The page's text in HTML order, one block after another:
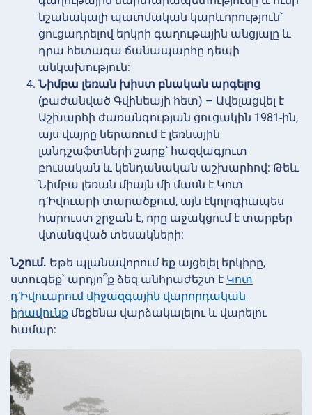
նշանակալի պատմական կարևորություն՝
ցուցադրելով երկրի գաղութային անցյալը և
դրա հետագա ճանապարհը դեպի
անկախություն:
Նիմբա լեռան խիստ բնական արգելոց
(բաժանված Գվինեայի հետ) – Ավելացվել է
Աշխարհի ժառանգության ցուցակին 1981-ին,
այս վայրը ներառում է լեռնային
լանդշաֆտների շարք՝ հազվագյուտ
բուսական և կենդանական աշխարհով: Թեև
Նիմբա լեռան միայն մի մասն է Կոտ
դ’Իվուարի տարածքում, այն էկոլոգիապես
հարուստ շրջան է, որը աջակցում է տարբեր
վտանգված տեսակների:
Նշում. Եթե պլանավորում եք այցելել երկիրը,
ստուգեք՝ արդյո՞ք ձեզ անհրաժեշտ է Կոտ
դ’Իվուարում միջազգային վարորդական
իրավունք մեքենա վարձակալելու և վարելու
համար: